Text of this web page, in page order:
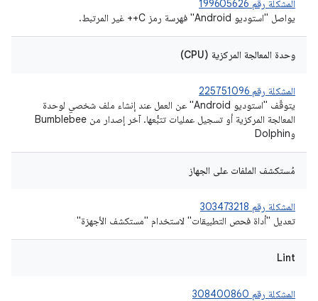
المشكلة رقم 199605626
يواصل "استوديو Android" فهرسة رمز C++ غير المرتبط.
وحدة المعالجة المركزية (CPU)
المشكلة رقم 225751096
يتوقّف "استوديو Android" عن العمل عند إنشاء ملف شخصي لوحدة
المعالجة المركزية أو تسجيل عمليات تتبُّعها. آخر إصدار من Bumblebee
وDolphin
مُستكشف الملفات على الجهاز
المشكلة رقم 303473218
تعديل "أداة فحص التطبيقات" لاستخدام "مستكشف الأجهزة"
Lint
المشكلة رقم 308400860